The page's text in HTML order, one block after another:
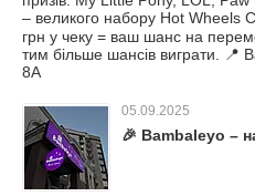
– великого набору Hot Wheels
грн у чеку = ваш шанс на
тим більше шансів виграти. 📍
8А
05.09.2025
🎉 Bambaleyo –